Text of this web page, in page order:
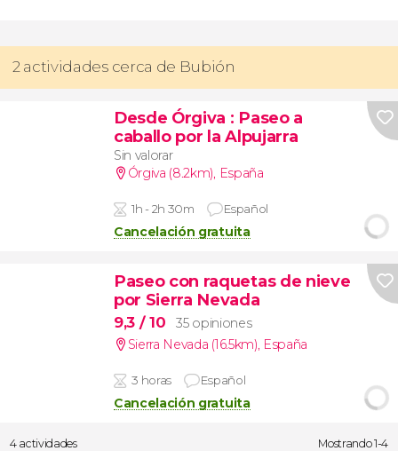
2 actividades cerca de Bubión
Desde Órgiva : Paseo a
caballo por la Alpujarra
Sin valorar
Órgiva (8.2km), España
1h - 2h 30m Español
Cancelación gratuita
Paseo con raquetas de nieve
por Sierra Nevada
9,3 / 10
35 opiniones
Sierra Nevada (16.5km), España
3 horas Español
Cancelación gratuita
4 actividades Mostrando 1-4